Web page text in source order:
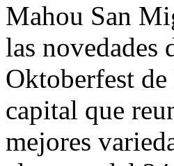
Mahou San
las novedades
Oktoberfest
capital que
mejores